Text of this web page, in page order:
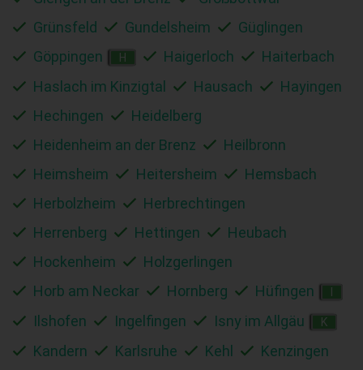
Grünsfeld
Gundelsheim
Güglingen
Göppingen
H Haigerloch
Haiterbach
Haslach im Kinzigtal
Hausach
Hayingen
Hechingen
Heidelberg
Heidenheim an der Brenz
Heilbronn
Heimsheim
Heitersheim
Hemsbach
Herbolzheim
Herbrechtingen
Herrenberg
Hettingen
Heubach
Hockenheim
Holzgerlingen
Horb am Neckar
Hornberg Hüfingen
Ilshofen Ingelfingen Isny im Allgäu K
Kandern Karlsruhe Kehl
Kenzingen